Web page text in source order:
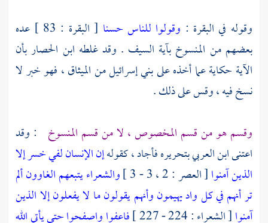
وقوله في البقرة : وقولوا للناس حسنا
[ البقرة : 83 ] عده
بعضهم من المنسوخ بآية السيف . وقد غلطه ابن الحصاربأن
الآية حكاية عما أخذه على بني إسرائيل من الميثاق ، فهو خبر لا
نسخ فيه ، وقس على ذلك .
وقسم هو من قسم المخصوص ، لا من قسم المنسوخ : وقد
اعتنىابن العربيبتحريره فأجاد ، كقولهإن الإنسان لفي خسرإلا
الذين آمنوا[ العصر : 2 ، 3 - 3 ] والشعراء يتبعهم الغاوونألم
تر أنهم في كل واد يهيمونوأنهم يقولون ما لا يفعلونإلا الذين
آمنوا[ الشعراء : 224 - 227 ]
فاعفوا واصفحوا حتى يأتي الله